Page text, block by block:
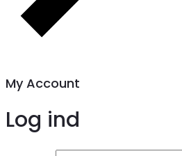
My Account
Log ind